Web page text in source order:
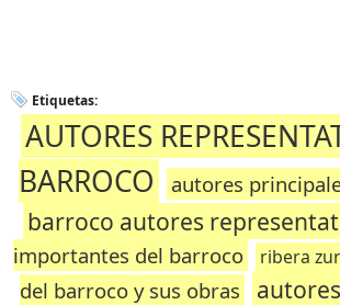
Etiquetas:
AUTORES
BARROCO
autores
barroco autores
importantes del barroco
ribera
del barroco y sus obras